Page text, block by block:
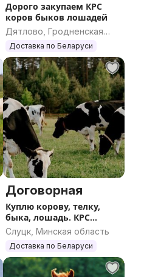
Дорого закупаем КРС
коров быков лошадей
Дятлово, Гродненская
область
Доставка по Беларуси
Договорная
Куплю корову, телку,
быка, лошадь. КРС
ДОРОГО
Слуцк, Минская область
Доставка по Беларуси